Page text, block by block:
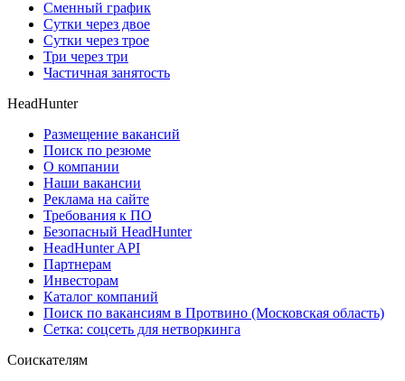
Сменный график
Сутки через двое
Сутки через трое
Три через три
Частичная занятость
HeadHunter
Размещение вакансий
Поиск по резюме
О компании
Наши вакансии
Реклама на сайте
Требования к ПО
Безопасный HeadHunter
HeadHunter API
Партнерам
Инвесторам
Каталог компаний
Поиск по вакансиям в Протвино (Московская область)
Сетка: соцсеть для нетворкинга
Соискателям